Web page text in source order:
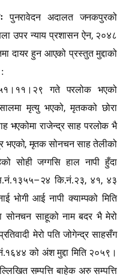
पुनरावेदन अदालत जनकपुरको
उपर न्याय प्रशासन ऐन, २०४८
दायर हुन आएको प्रस्तुत मुद्दाको
गते परलोक भएको
मृत्यु भएको,मृतकको छोरा
भएकोमा राजेन्द्र साह परलोक भै
भएको,मृतक सोनचन साह तेलीको
सोही जग्गसि हाल नापी हुँदा
–२४ कि.नं.२३, ४१, ४३
भोगी आई नापी क्याम्पको मिति
सोनचन साहूको नाम बदर भै मेरो
मेरो पति जोगेन्द्र साहसँग
को अंश मुद्दा मिति २०५९।
सम्पत्ति बाहेक अरु सम्पत्ति